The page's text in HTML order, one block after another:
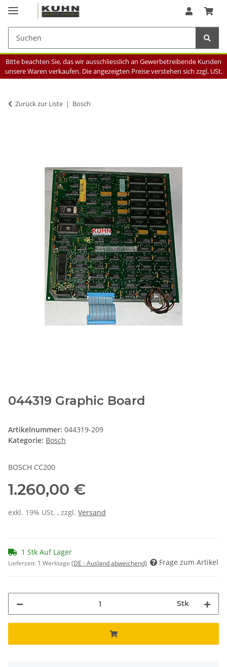
Bitte beachten Sie, das wir ausschliesslich an Gewerbetreibende Kunden
unsere Waren verkaufen. Die angezeigten Preise verstehen sich zzgl. USt.
Zurück zur Liste Bosch
044319 Graphic Board
Artikelnummer: 044319-209
Kategorie: Bosch
BOSCH CC200
1.260,00 €
exkl. 19% USt. , zzgl. Versand
1 Stk Auf Lager
Lieferzeit: 1 Werktage (DE - Ausland abweichend) Frage zum Artikel
Stk